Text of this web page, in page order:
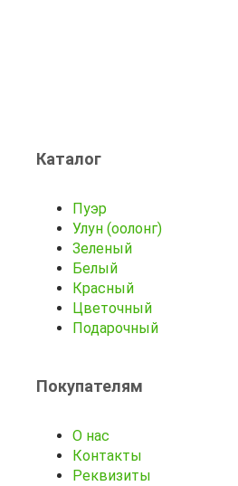
Каталог
Пуэр
Улун (оолонг)
Зеленый
Белый
Красный
Цветочный
Подарочный
Покупателям
О нас
Контакты
Реквизиты